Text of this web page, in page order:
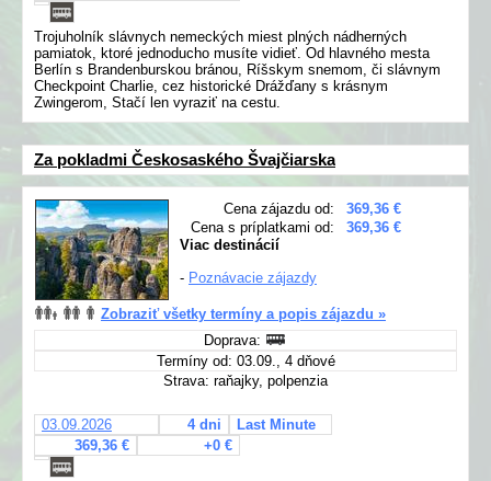
Trojuholník slávnych nemeckých miest plných nádherných
pamiatok, ktoré jednoducho musíte vidieť. Od hlavného mesta
Berlín s Brandenburskou bránou, Ríšskym snemom, či slávnym
Checkpoint Charlie, cez historické Drážďany s krásnym
Zwingerom, Stačí len vyraziť na cestu.
Za pokladmi Českosaského Švajčiarska
Cena zájazdu od:
369,36 €
Cena s príplatkami od:
369,36 €
Viac destinácií
- Poznávacie zájazdy
Zobraziť všetky termíny a popis zájazdu »
Doprava:
Termíny od: 03.09., 4 dňové
Strava: raňajky, polpenzia
03.09.2026 4 dni
Last Minute
369,36 €
+0 €